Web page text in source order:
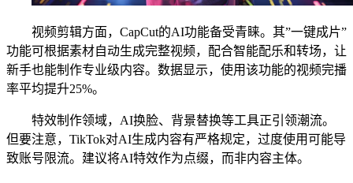
视频剪辑方面，CapCut的AI功能备受青睐。其”一键成片”
功能可根据素材自动生成完整视频，配合智能配乐和转场，让
新手也能制作专业级内容。数据显示，使用该功能的视频完播
率平均提升25%。
特效制作领域，AI换脸、背景替换等工具正引领潮流。
但要注意，TikTok对AI生成内容有严格规定，过度使用可能导
致账号限流。建议将AI特效作为点缀，而非内容主体。